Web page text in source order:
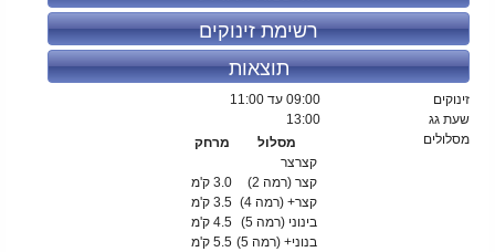
רשימת זינוקים
תוצאות
זינוקים 09:00 עד 11:00
שעת גג
13:00
מסלולים
מסלול
מרחק
קצרצר
קצר (רמה 2)
3.0 ק'מ
קצר+ (רמה 4)
3.5 ק'מ
בינוני (רמה 5)
4.5 ק'מ
בנוני+ (רמה 5)
5.5 ק'מ